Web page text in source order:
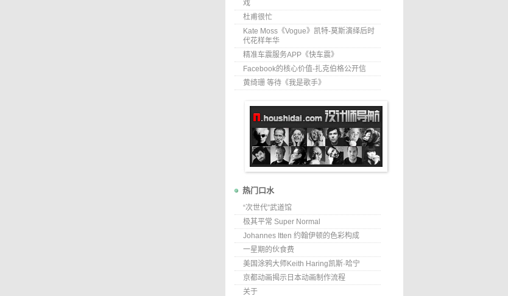
戏
杜甫很忙
Kate Moss《Vogue》凯特-莫斯演绎后时
代花样年华
精准车震服务APP《快车震》
Facebook的核心价值-扎克伯格公开信
黄绮珊 等待《我是歌手》
热门口水
“次世代”武道馆
极其平常 Super Normal
Johannes Itten 约翰伊顿的色彩构成
一星期的伙食费
美国涂鸦大师Keith Haring凯斯·哈宁
京都动画揭示日本动画制作流程
关于